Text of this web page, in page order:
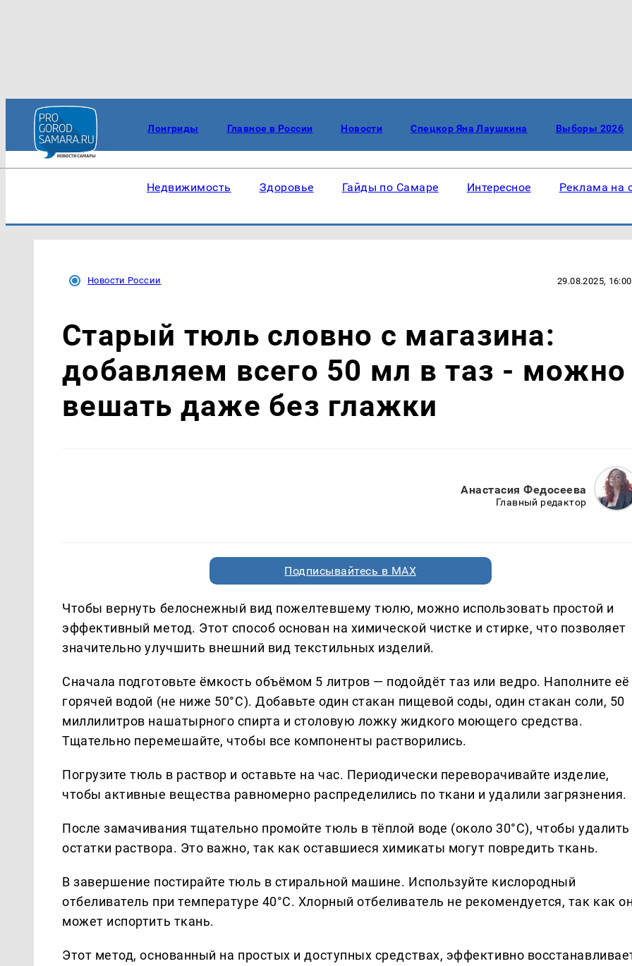
Лонгриды Главное в России Новости Спецкор Яна Лаушкина Выборы 2026
Недвижимость Здоровье Гайды по Самаре Интересное Реклама на
Новости России 29.08.2025, 16:00
Старый тюль словно с магазина:
добавляем всего 50 мл в таз - можно
вешать даже без глажки
Анастасия Федосеева
Главный редактор
Подписывайтесь в MAX
Чтобы вернуть белоснежный вид пожелтевшему тюлю, можно использовать простой и
эффективный метод. Этот способ основан на химической чистке и стирке, что позволяет
значительно улучшить внешний вид текстильных изделий.
Сначала подготовьте ёмкость объёмом 5 литров — подойдёт таз или ведро. Наполните её
горячей водой (не ниже 50°C). Добавьте один стакан пищевой соды, один стакан соли, 50
миллилитров нашатырного спирта и столовую ложку жидкого моющего средства.
Тщательно перемешайте, чтобы все компоненты растворились.
Погрузите тюль в раствор и оставьте на час. Периодически переворачивайте изделие,
чтобы активные вещества равномерно распределились по ткани и удалили загрязнения.
После замачивания тщательно промойте тюль в тёплой воде (около 30°C), чтобы удалить
остатки раствора. Это важно, так как оставшиеся химикаты могут повредить ткань.
В завершение постирайте тюль в стиральной машине. Используйте кислородный
отбеливатель при температуре 40°C. Хлорный отбеливатель не рекомендуется, так как он
может испортить ткань.
Этот метод, основанный на простых и доступных средствах, эффективно